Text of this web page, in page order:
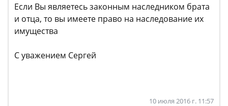
Если Вы являетесь законным наследником брата
и отца, то вы имеете право на наследование их
имущества
С уважением Сергей
10 июля 2016 г. 11:57